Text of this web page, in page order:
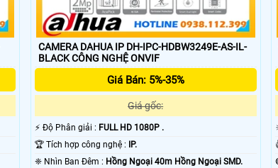
CAMERA DAHUA IP DH-IPC-HDBW3249E-AS-IL-
BLACK CÔNG NGHỆ ONVIF
Giá Bán: 5%-35%
Giá gốc:
️⚡ Độ Phân giải : FULL HD 1080P .
🏆 Tích hợp công nghệ :
IP.
❈ Nhìn Ban Đêm : Hồng Ngoại 40m Hồng Ngoại SMD.